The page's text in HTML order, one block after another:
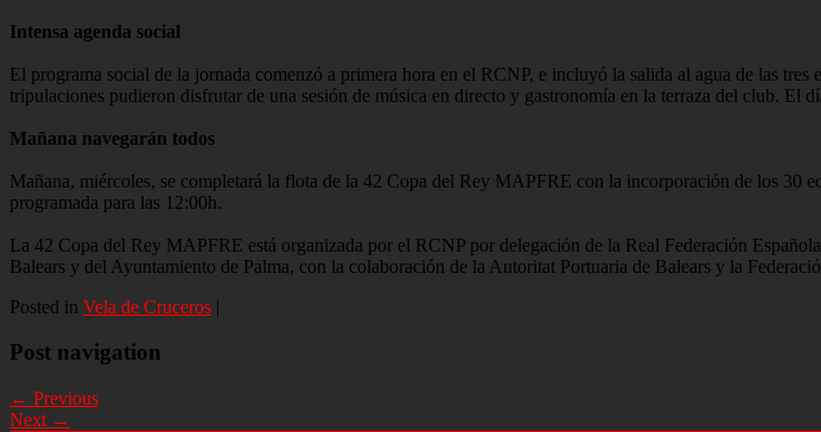
Intensa agenda social
El programa social de la jornada comenzó a primera hora en el RCNP, e incluyó la salida al agua de las
tripulaciones pudieron disfrutar de una sesión de música en directo y gastronomía en la terraza del club. El
Mañana navegarán todos
Mañana, miércoles, se completará la flota de la 42 Copa del Rey MAPFRE con la incorporación de los 30
programada para las 12:00h.
La 42 Copa del Rey MAPFRE está organizada por el RCNP por delegación de la Real Federación
Balears y del Ayuntamiento de Palma, con la colaboración de la Autoritat Portuaria de Balears y la
Posted in Vela de Cruceros |
Post navigation
← Previous
Next →